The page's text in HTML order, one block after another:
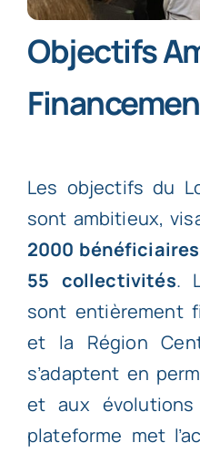
Objectifs
Les objectifs du
sont ambitieux,
2000
55 collectivités.
sont entièrement
et la
Région
s’adaptent en
et aux évolutions
plateforme met